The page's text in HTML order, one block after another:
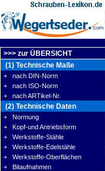
>>> zur ÜBERSICHT
(1) Technische Maße
+ nach DIN-Norm
+ nach ISO-Norm
+ nach ARTikel-Nr.
(2) Technische Daten
+ Normung
+ Kopf-und Antriebsform
+ Werkstoffe-Stähle
+ Werkstoffe-Edelstähle
+ Werkstoffe-Oberflächen
+ Bitaufnahmen